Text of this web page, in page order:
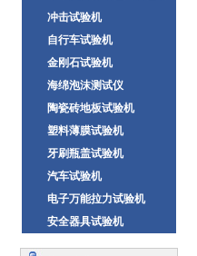
冲击试验机
自行车试验机
金刚石试验机
海绵泡沫测试仪
陶瓷砖地板试验机
塑料薄膜试验机
牙刷瓶盖试验机
汽车试验机
电子万能拉力试验机
安全器具试验机